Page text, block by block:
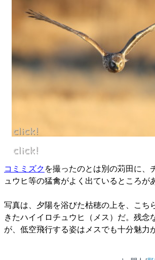
コミミズク を撮ったのとは別の苅田に、
ュウヒ等の猛禽がよく出ているところが
写真は、夕陽を浴びた枯穂の上を、こち
きたハイイロチュウヒ（メス）だ。残念
が、低空飛行する姿はメスでも十分魅力